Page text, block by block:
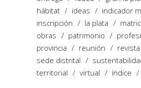
hábitat
ideas
indicador
inscripción
la plata
obras
patrimonio
provincia
reunión
revista
sede distrital
territorial
virtual índice